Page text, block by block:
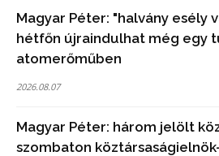
Magyar Péter: "halvány esély
hétfőn újraindulhat még egy
atomerőműben
2026.08.07
Magyar Péter: három jelölt
szombaton